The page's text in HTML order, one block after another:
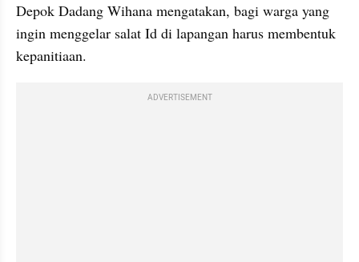
Depok Dadang Wihana mengatakan, bagi warga yang
ingin menggelar salat Id di lapangan harus membentuk
kepanitiaan.
ADVERTISEMENT